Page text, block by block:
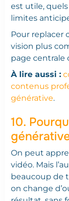
est utile,
limites
Pour replacer
vision plus
page centrale
À lire aussi :
contenus
générative.
10.
On peut
vidéo. Mais
beaucoup de
on change